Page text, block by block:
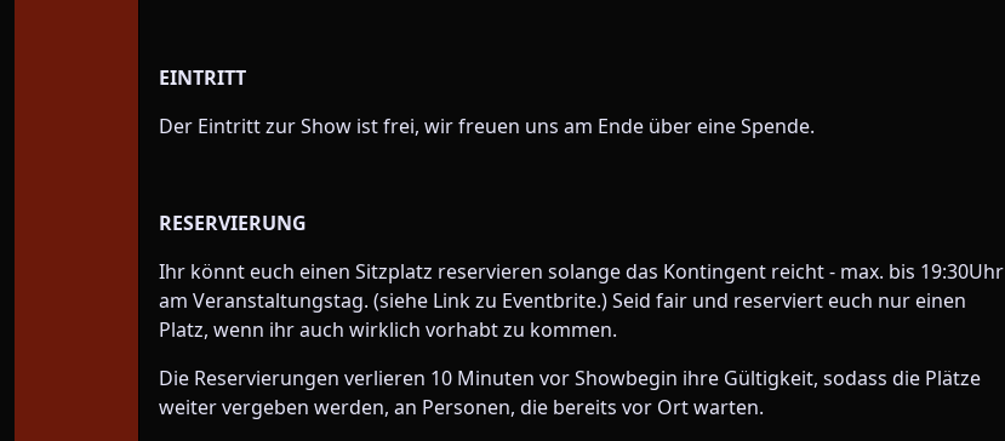
EINTRITT
Der Eintritt zur Show ist frei, wir freuen uns am Ende über eine Spende.
RESERVIERUNG
Ihr könnt euch einen Sitzplatz reservieren solange das Kontingent reicht - max. bis 19:30Uhr
am Veranstaltungstag. (siehe Link zu Eventbrite.) Seid fair und reserviert euch nur einen
Platz, wenn ihr auch wirklich vorhabt zu kommen.
Die Reservierungen verlieren 10 Minuten vor Showbegin ihre Gültigkeit, sodass die Plätze
weiter vergeben werden, an Personen, die bereits vor Ort warten.